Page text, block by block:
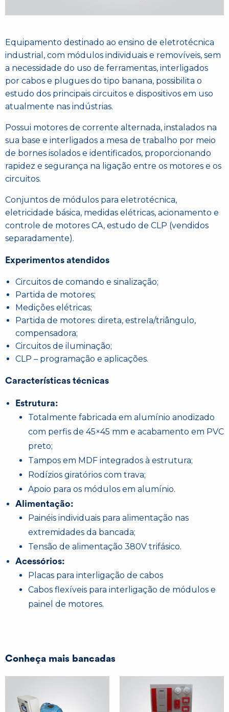
Equipamento destinado ao ensino de eletrotécnica
industrial, com módulos individuais e removíveis, sem
a necessidade do uso de ferramentas, interligados
por cabos e plugues do tipo banana, possibilita o
estudo dos principais circuitos e dispositivos em uso
atualmente nas indústrias.
Possui motores de corrente alternada, instalados na
sua base e interligados a mesa de trabalho por meio
de bornes isolados e identificados, proporcionando
rapidez e segurança na ligação entre os motores e os
circuitos.
Conjuntos de módulos para eletrotécnica,
eletricidade básica, medidas elétricas, acionamento e
controle de motores CA, estudo de CLP (vendidos
separadamente).
Experimentos atendidos
Circuitos de comando e sinalização;
Partida de motores;
Medições elétricas;
Partida de motores: direta, estrela/triângulo,
compensadora;
Circuitos de iluminação;
CLP – programação e aplicações.
Características técnicas
Estrutura:
Totalmente fabricada em alumínio anodizado
com perfis de 45×45 mm e acabamento em PVC
preto;
Tampos em MDF integrados à estrutura;
Rodízios giratórios com trava;
Apoio para os módulos em alumínio.
Alimentação:
Painéis individuais para alimentação nas
extremidades da bancada;
Tensão de alimentação 380V trifásico.
Acessórios:
Placas para interligação de cabos
Cabos flexíveis para interligação de módulos e
painel de motores.
Conheça mais bancadas